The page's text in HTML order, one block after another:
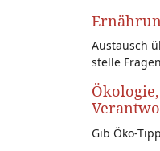
Austausch
stelle
Gib Öko-